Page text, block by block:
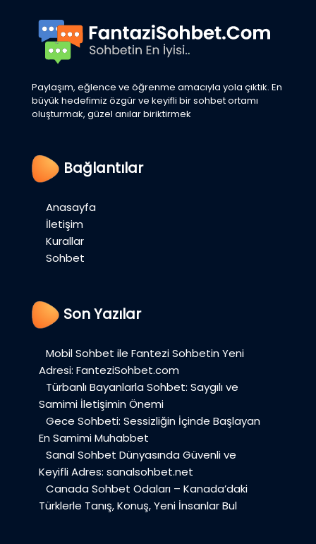
Paylaşım, eğlence ve öğrenme amacıyla yola çıktık. En
büyük hedefimiz özgür ve keyifli bir sohbet ortamı
oluşturmak, güzel anılar biriktirmek
Bağlantılar
Anasayfa
İletişim
Kurallar
Sohbet
Son Yazılar
Mobil Sohbet ile Fantezi Sohbetin Yeni
Adresi: FanteziSohbet.com
Türbanlı Bayanlarla Sohbet: Saygılı ve
Samimi İletişimin Önemi
Gece Sohbeti: Sessizliğin İçinde Başlayan
En Samimi Muhabbet
Sanal Sohbet Dünyasında Güvenli ve
Keyifli Adres: sanalsohbet.net
Canada Sohbet Odaları – Kanada’daki
Türklerle Tanış, Konuş, Yeni İnsanlar Bul